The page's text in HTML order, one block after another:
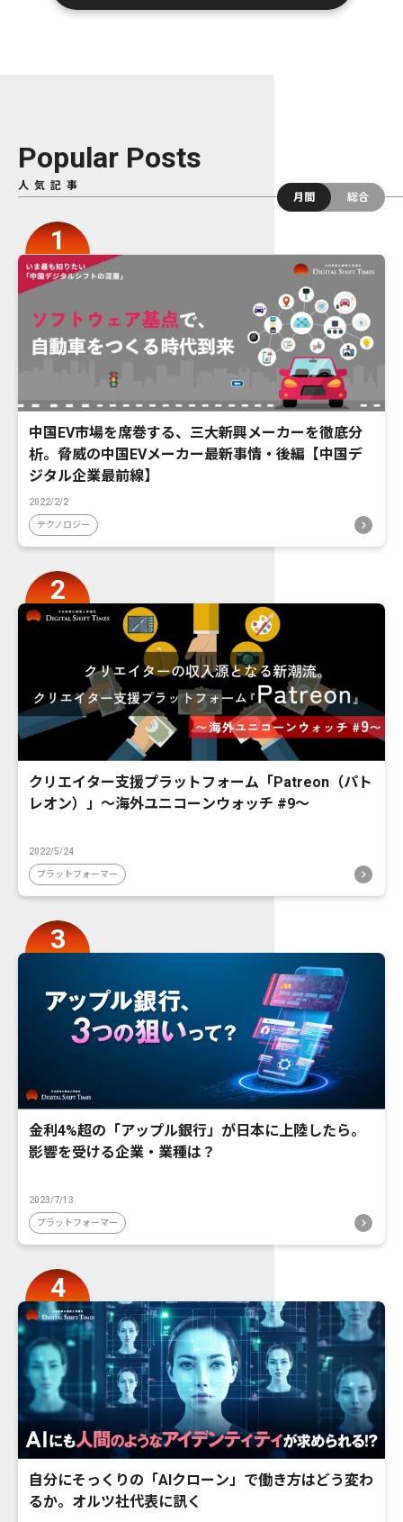
Popular Posts
人気記事
月間
総合
中国EV市場を席巻する、三大新興メーカーを徹底分
析。脅威の中国EVメーカー最新事情・後編【中国デ
ジタル企業最前線】
2022/2/2
テクノロジー
クリエイター支援プラットフォーム「Patreon（パト
レオン）」〜海外ユニコーンウォッチ #9〜
2022/5/24
プラットフォーマー
金利4%超の「アップル銀行」が日本に上陸したら。
影響を受ける企業・業種は？
2023/7/13
プラットフォーマー
自分にそっくりの「AIクローン」で働き方はどう変わ
るか。オルツ社代表に訊く